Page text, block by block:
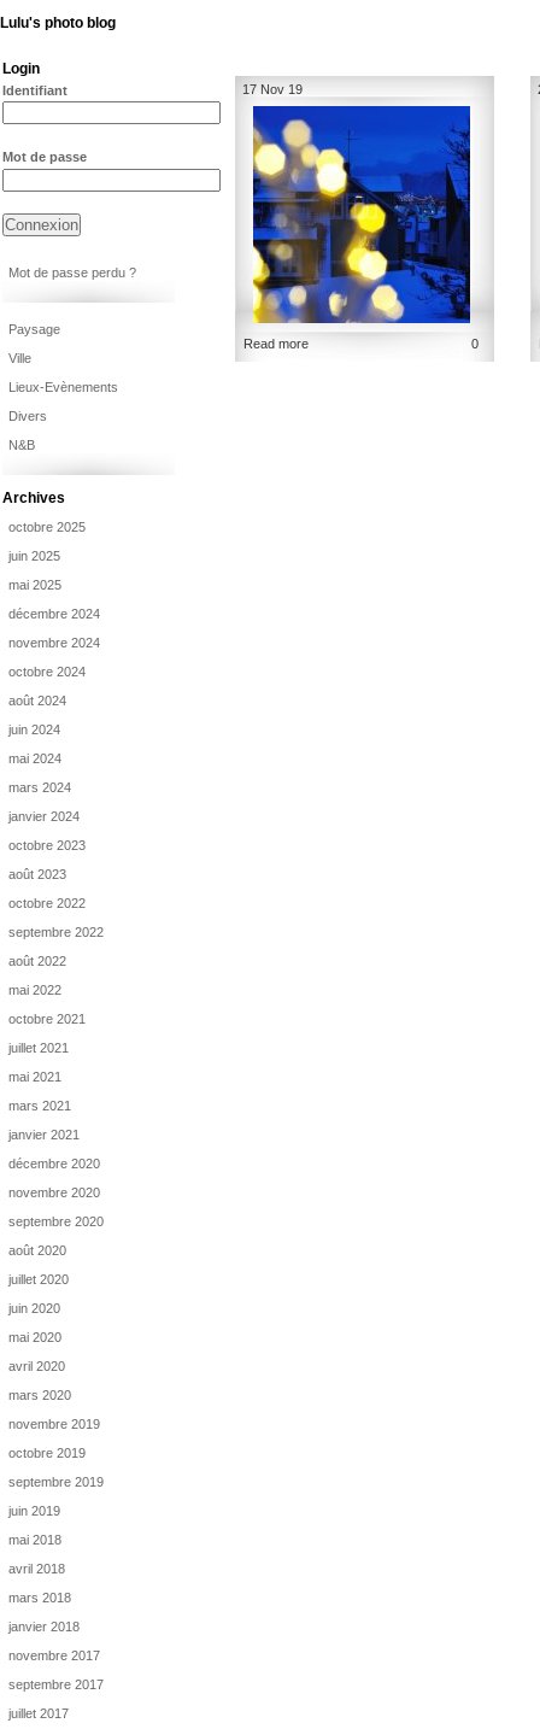
Lulu's photo blog
17 Nov 19
Read more 0
Login
Identifiant
Mot de passe
Mot de passe perdu ?
Paysage
Ville
Lieux-Evènements
Divers
N&B
Archives
octobre 2025
juin 2025
mai 2025
décembre 2024
novembre 2024
octobre 2024
août 2024
juin 2024
mai 2024
mars 2024
janvier 2024
octobre 2023
août 2023
octobre 2022
septembre 2022
août 2022
mai 2022
octobre 2021
juillet 2021
mai 2021
mars 2021
janvier 2021
décembre 2020
novembre 2020
septembre 2020
août 2020
juillet 2020
juin 2020
mai 2020
avril 2020
mars 2020
novembre 2019
octobre 2019
septembre 2019
juin 2019
mai 2018
avril 2018
mars 2018
janvier 2018
novembre 2017
septembre 2017
juillet 2017